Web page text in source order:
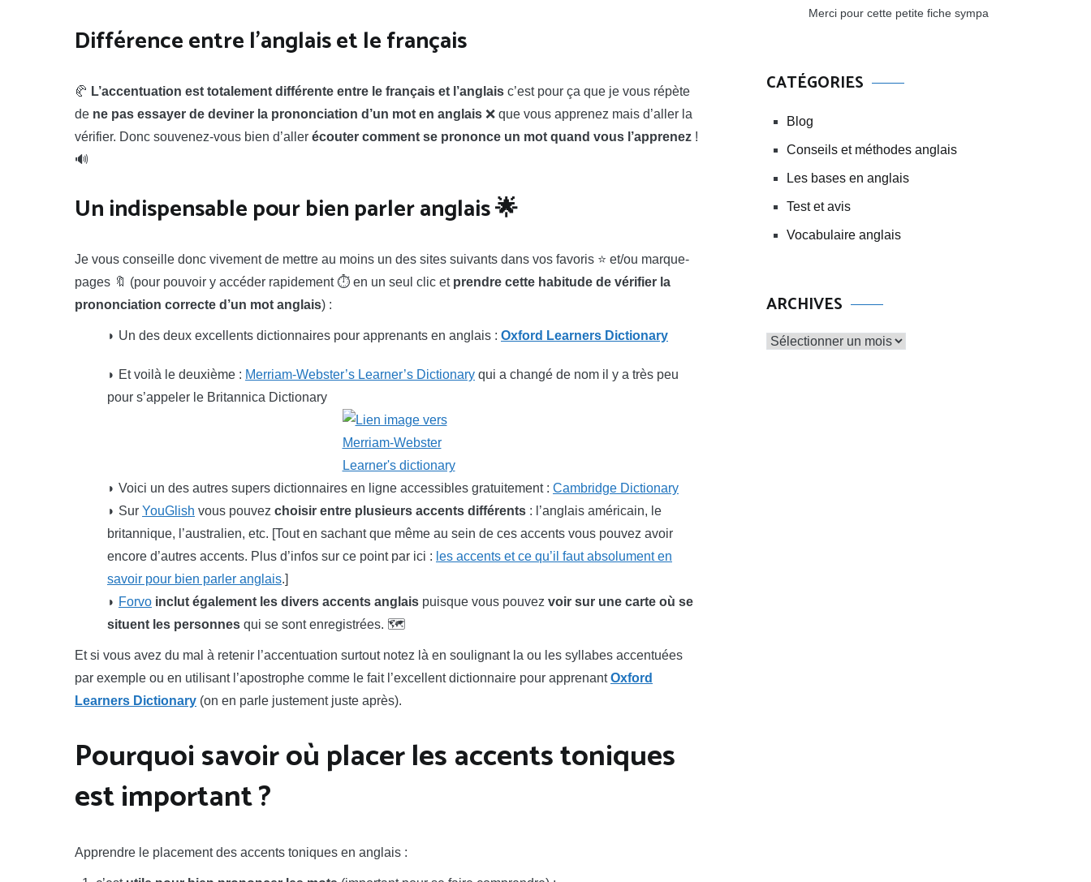
Différence entre l’anglais et le français
🥐 L’accentuation est totalement différente entre le français et l’anglais c’est pour ça que je vous répète
de ne pas essayer de deviner la prononciation d’un mot en anglais ❌ que vous apprenez mais d’aller la
vérifier. Donc souvenez-vous bien d’aller écouter comment se prononce un mot quand vous l’apprenez !
🔊
Un indispensable pour bien parler anglais 🌟
Je vous conseille donc vivement de mettre au moins un des sites suivants dans vos favoris ⭐ et/ou marque-
pages 🔖 (pour pouvoir y accéder rapidement ⏱️ en un seul clic et prendre cette habitude de vérifier la
prononciation correcte d’un mot anglais) :
◗ Un des deux excellents dictionnaires pour apprenants en anglais : Oxford Learners Dictionary
◗ Et voilà le deuxième : Merriam-Webster’s Learner’s Dictionary qui a changé de nom il y a très peu
pour s’appeler le Britannica Dictionary
◗ Voici un des autres supers dictionnaires en ligne accessibles gratuitement : Cambridge Dictionary
◗ Sur YouGlish vous pouvez choisir entre plusieurs accents différents : l’anglais américain, le
britannique, l’australien, etc. [Tout en sachant que même au sein de ces accents vous pouvez avoir
encore d’autres accents. Plus d’infos sur ce point par ici : les accents et ce qu’il faut absolument en
savoir pour bien parler anglais.]
◗ Forvo inclut également les divers accents anglais puisque vous pouvez voir sur une carte où se
situent les personnes qui se sont enregistrées. 🗺️
Et si vous avez du mal à retenir l’accentuation surtout notez là en soulignant la ou les syllabes accentuées
par exemple ou en utilisant l’apostrophe comme le fait l’excellent dictionnaire pour apprenantOxford
Learners Dictionary (on en parle justement juste après).
Pourquoi savoir où placer les accents toniques
est important ?
Apprendre le placement des accents toniques en anglais :
Merci pour cette petite fiche sympa
CATÉGORIES
Blog
Conseils et méthodes anglais
Les bases en anglais
Test et avis
Vocabulaire anglais
ARCHIVES
Archives